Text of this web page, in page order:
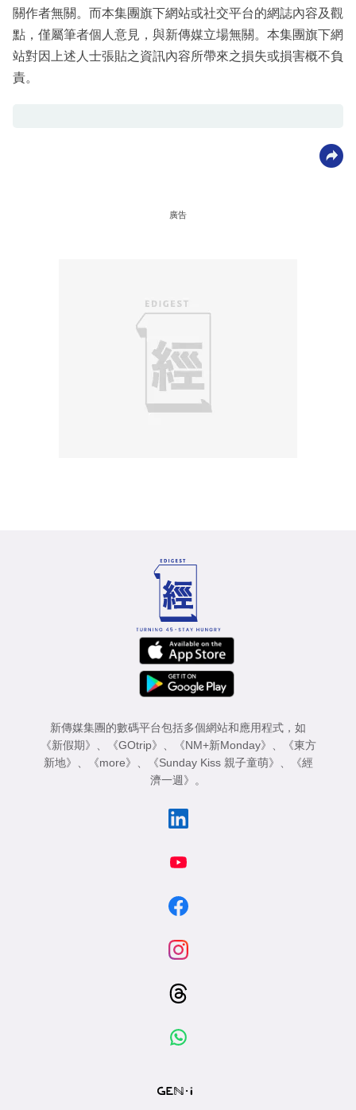
關作者無關。而本集團旗下網站或社交平台的網誌內容及觀
點，僅屬筆者個人意見，與新傳媒立場無關。本集團旗下網
站對因上述人士張貼之資訊內容所帶來之損失或損害概不負
責。
廣告
新傳媒集團的數碼平台包括多個網站和應用程式，如
《新假期》
《GOtrip》 《NM+新Monday》
《東方
新地》
《more》 《Sunday Kiss 親子童萌》
《經
濟一週》
。